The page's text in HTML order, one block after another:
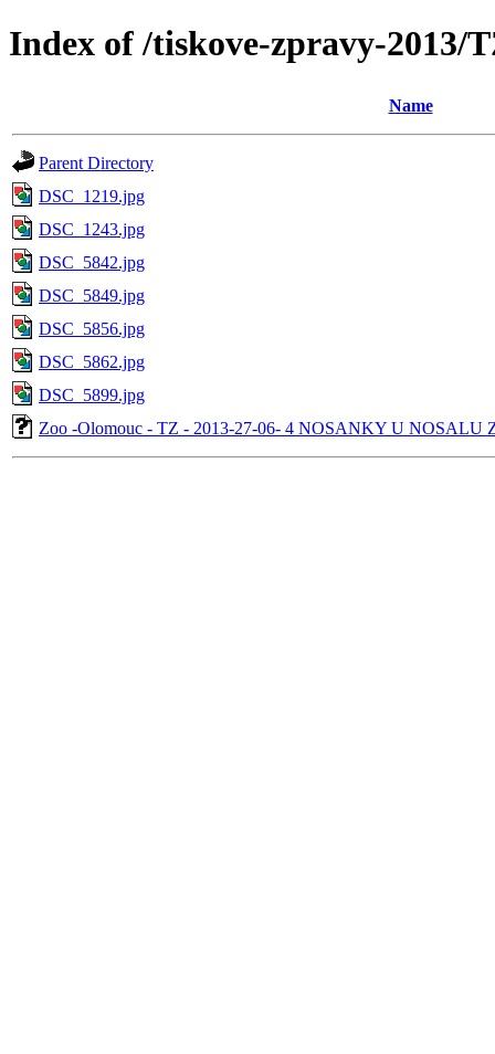
Index of /tiskove-zpravy-2013/
Name
Parent Directory
DSC_1219.jpg
DSC_1243.jpg
DSC_5842.jpg
DSC_5849.jpg
DSC_5856.jpg
DSC_5862.jpg
DSC_5899.jpg
Zoo -Olomouc - TZ - 2013-27-06- 4 NOSANKY U